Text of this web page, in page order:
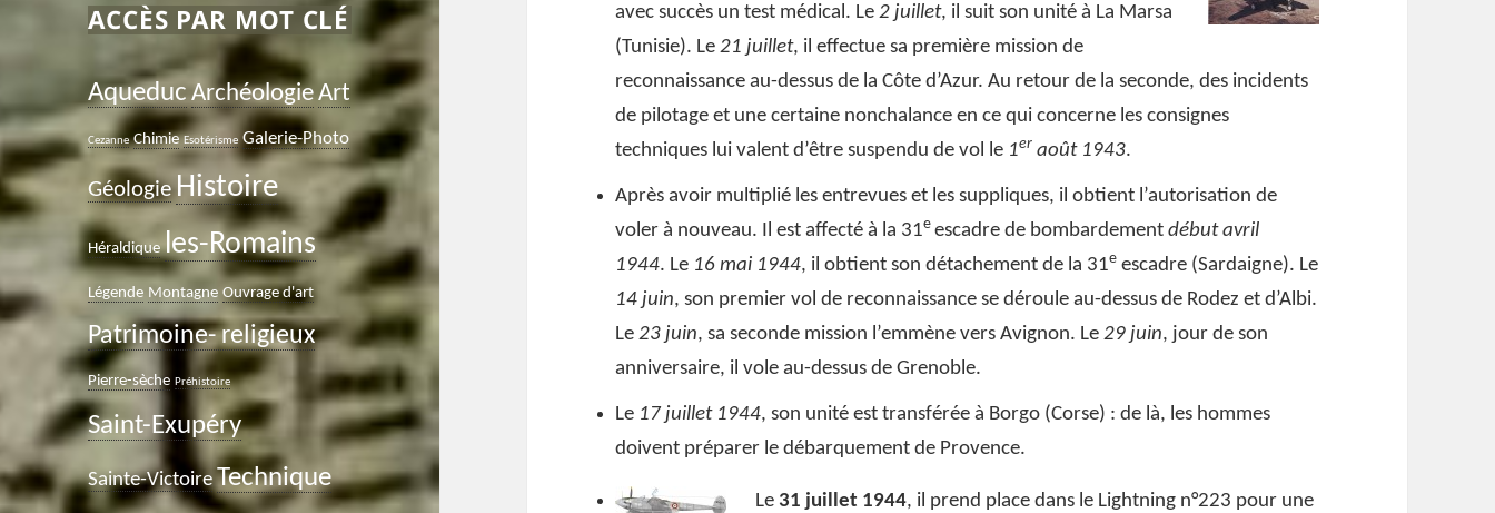
ACCÈS PAR MOT CLÉ
Aqueduc ArchéologieArt
Cezanne Chimie Esotérisme Galerie-Photo
Géologie Histoire
Héraldique les-Romains
Légende Montagne Ouvrage d'art
Patrimoine- religieux
Pierre-sèche Préhistoire
Saint-Exupéry
Sainte-Victoire Technique
avec succès un test médical. Le2 juillet, il suit son unité à La Marsa
(Tunisie). Le21 juillet, il effectue sa première mission de
reconnaissance au-dessus de la Côte d’Azur. Au retour de la seconde, des incidents
de pilotage et une certaine nonchalance en ce qui concerne les consignes
techniques lui valent d’être suspendu de vol le 1er août 1943.
Après avoir multiplié les entrevues et les suppliques, il obtient l’autorisation de
voler à nouveau. Il est affecté à la 31e escadre de bombardementdébut avril
1944. Le 16 mai 1944, il obtient son détachement de la 31e escadre (Sardaigne). Le
14 juin, son premier vol de reconnaissance se déroule au-dessus de Rodez et d’Albi.
Le23 juin, sa seconde mission l’emmène vers Avignon. Le29 juin, jour de son
anniversaire, il vole au-dessus de Grenoble.
Le 17 juillet 1944, son unité est transférée à Borgo (Corse) : de là, les hommes
doivent préparer le débarquement de Provence.
Le 31 juillet 1944, il prend place dans le Lightning n°223 pour une